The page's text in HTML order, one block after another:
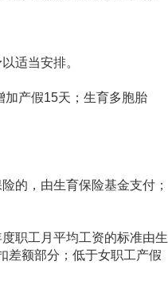
适当安排。
产假15天；生育多胞胎
的，由生育保险基金支付；
职工月平均工资的标准由生
差额部分；低于女职工产假